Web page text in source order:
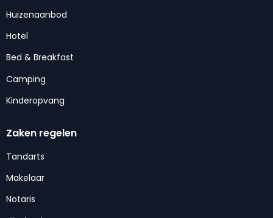
Huizenaanbod
Hotel
Bed & Breakfast
Camping
Kinderopvang
Zaken regelen
Tandarts
Makelaar
Notaris